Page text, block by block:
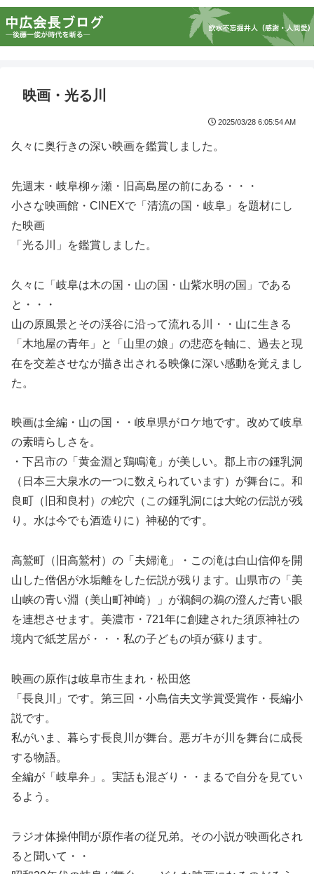
映画・光る川
2025/03/28 6:05:54 AM
久々に奥行きの深い映画を鑑賞しました。
先週末・岐阜柳ヶ瀬・旧高島屋の前にある・・・
小さな映画館・CINEXで「清流の国・岐阜」を題材にし
た映画
「光る川」を鑑賞しました。
久々に「岐阜は木の国・山の国・山紫水明の国」である
と・・・
山の原風景とその渓谷に沿って流れる川・・山に生きる
「木地屋の青年」と「山里の娘」の悲恋を軸に、過去と現
在を交差させなが描き出される映像に深い感動を覚えまし
た。
映画は全編・山の国・・岐阜県がロケ地です。改めて岐阜
の素晴らしさを。
・下呂市の「黄金淵と鶏鳴滝」が美しい。郡上市の鍾乳洞
（日本三大泉水の一つに数えられています）が舞台に。和
良町（旧和良村）の蛇穴（この鍾乳洞には大蛇の伝説が残
り。水は今でも酒造りに）神秘的です。
高鷲町（旧高鷲村）の「夫婦滝」・この滝は白山信仰を開
山した僧侶が水垢離をした伝説が残ります。山県市の「美
山峡の青い淵（美山町神崎）」が鵜飼の鵜の澄んだ青い眼
を連想させます。美濃市・721年に創建された須原神社の
境内で紙芝居が・・・私の子どもの頃が蘇ります。
映画の原作は岐阜市生まれ・松田悠
「長良川」です。第三回・小島信夫文学賞受賞作・長編小
説です。
私がいま、暮らす長良川が舞台。悪ガキが川を舞台に成長
する物語。
全編が「岐阜弁」。実話も混ざり・・まるで自分を見てい
るよう。
ラジオ体操仲間が原作者の従兄弟。その小説が映画化され
ると聞いて・・